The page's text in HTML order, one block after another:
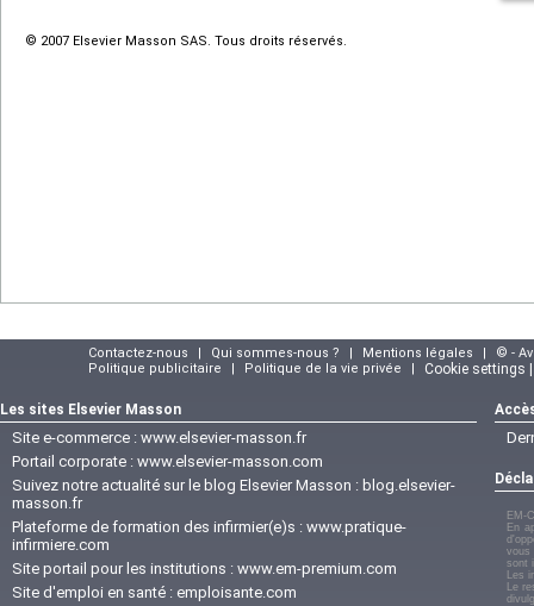
© 2007 Elsevier Masson SAS. Tous droits réservés.
Contactez-nous | Qui sommes-nous ? | Mentions légales |
© -
Politique publicitaire
| Politique de la vie privée | Cookie settings
Les sites Elsevier Masson
Site e-commerce : www.elsevier-masson.fr
Portail corporate : www.elsevier-masson.com
Suivez notre actualité sur le blog Elsevier Masson : blog.elsevier-
masson.fr
Plateforme de formation des infirmier(e)s : www.pratique-
infirmiere.com
Site portail pour les institutions : www.em-premium.com
Site d'emploi en santé : emploisante.com
EM-
En
vous
sont
Les
Le